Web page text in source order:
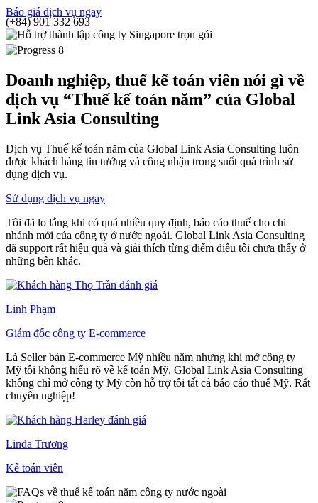
Báo giá dịch vụ ngay
(+84) 901 332 693
Doanh nghiệp, thuế kế toán viên nói gì về
dịch vụ “Thuế kế toán năm” của Global
Link Asia Consulting
Dịch vụ Thuế kế toán năm của Global Link Asia Consulting luôn
được khách hàng tin tưởng và công nhận trong suốt quá trình sử
dụng dịch vụ.
Sử dụng dịch vụ ngay
Tôi đã lo lắng khi có quá nhiều quy định, báo cáo thuế cho chi
nhánh mới của công ty ở nước ngoài. Global Link Asia Consulting
đã support rất hiệu quả và giải thích từng điểm điều tôi chưa thấy ở
những bên khác.
Linh Phạm
Giám đốc công ty E-commerce
Là Seller bán E-commerce Mỹ nhiều năm nhưng khi mở công ty
Mỹ tôi không hiểu rõ về kế toán Mỹ. Global Link Asia Consulting
không chỉ mở công ty Mỹ còn hỗ trợ tôi tất cả báo cáo thuế Mỹ. Rất
chuyên nghiệp!
Linda Trương
Kế toán viên